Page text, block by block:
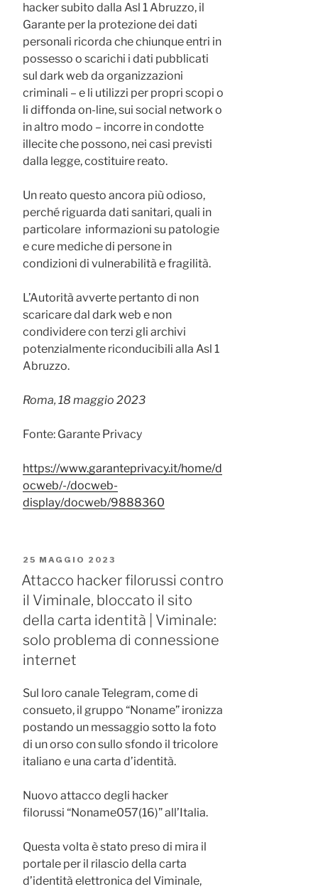
hacker subito dalla Asl 1 Abruzzo, il
Garante per la protezione dei dati
personali ricorda che chiunque entri in
possesso o scarichi i dati pubblicati
sul dark web da organizzazioni
criminali – e li utilizzi per propri scopi o
li diffonda on-line, sui social network o
in altro modo – incorre in condotte
illecite che possono, nei casi previsti
dalla legge, costituire reato.
Un reato questo ancora più odioso,
perché riguarda dati sanitari, quali in
particolare informazioni su patologie
e cure mediche di persone in
condizioni di vulnerabilità e fragilità.
L’Autorità avverte pertanto di non
scaricare dal dark web e non
condividere con terzi gli archivi
potenzialmente riconducibili alla Asl 1
Abruzzo.
Roma, 18 maggio 2023
Fonte: Garante Privacy
https://www.garanteprivacy.it/home/d
ocweb/-/docweb-
display/docweb/9888360
PUBBLICATO
IL
25 MAGGIO 2023
Attacco hacker filorussi contro
il Viminale, bloccato il sito
della carta identità | Viminale:
solo problema di connessione
internet
Sul loro canale Telegram, come di
consueto, il gruppo “Noname” ironizza
postando un messaggio sotto la foto
di un orso con sullo sfondo il tricolore
italiano e una carta d’identità.
Nuovo attacco degli hacker
filorussi “Noname057(16)” all’Italia.
Questa volta è stato preso di mira il
portale per il rilascio della carta
d’identità elettronica del Viminale,